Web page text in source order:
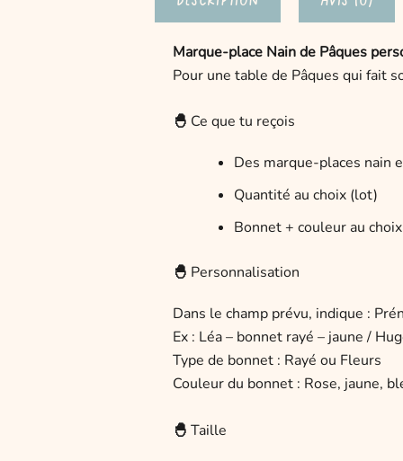
Marque-place Nain de Pâques
Pour une table de Pâques qui fait
🐣 Ce que tu reçois
Des marque-places nain
Quantité au choix (lot)
Bonnet + couleur au choix
🐣 Personnalisation
Dans le champ prévu, indique :
Ex : Léa – bonnet rayé – jaune /
Type de bonnet : Rayé ou Fleurs
Couleur du bonnet : Rose, jaune,
🐣 Taille